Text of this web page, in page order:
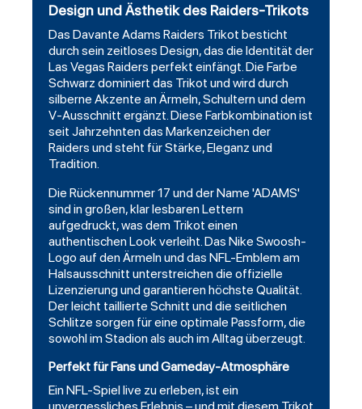
Design und Ästhetik des Raiders-Trikots
Das Davante Adams Raiders Trikot besticht
durch sein zeitloses Design, das die Identität der
Las Vegas Raiders perfekt einfängt. Die Farbe
Schwarz dominiert das Trikot und wird durch
silberne Akzente an Ärmeln, Schultern und dem
V-Ausschnitt ergänzt. Diese Farbkombination ist
seit Jahrzehnten das Markenzeichen der
Raiders und steht für Stärke, Eleganz und
Tradition.
Die Rückennummer 17 und der Name 'ADAMS'
sind in großen, klar lesbaren Lettern
aufgedruckt, was dem Trikot einen
authentischen Look verleiht. Das Nike Swoosh-
Logo auf den Ärmeln und das NFL-Emblem am
Halsausschnitt unterstreichen die offizielle
Lizenzierung und garantieren höchste Qualität.
Der leicht taillierte Schnitt und die seitlichen
Schlitze sorgen für eine optimale Passform, die
sowohl im Stadion als auch im Alltag überzeugt.
Perfekt für Fans und Gameday-Atmosphäre
Ein NFL-Spiel live zu erleben, ist ein